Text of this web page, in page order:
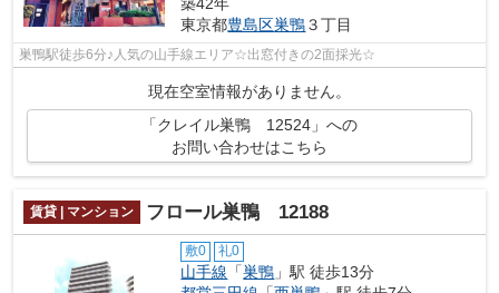
東京都豊島区巣鴨３丁目
巣鴨駅徒歩6分♪人気の山手線エリア☆出窓付きの2面採光☆
現在空室情報がありません。
「クレイル巣鴨 12524」への
お問い合わせはこちら
賃貸 | マンション フロール巣鴨 12188
敷0 礼0
山手線 「巣鴨 」駅 徒歩13分